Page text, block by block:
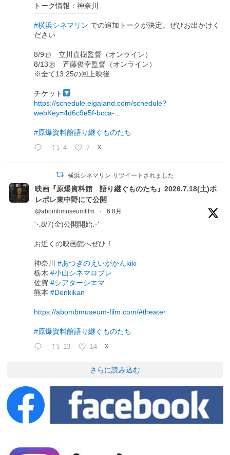
トーク情報：神奈川
￣￣￣￣￣￣￣￣￣
#横浜シネマリン での追加トークが決定。ぜひお出かけく
ださい
8/9㊐ 立川直樹監督（オンライン）
8/13㊍ 斉藤俊幸監督（オンライン）
※全て13:25の回上映後
チケット
https://schedule.eigaland.com/schedule?
webKey=4d6c9e5f-bcca-...
#原爆資料館語り継ぐものたち
4 7 X
横浜シネマリン リツイートされました
映画『原爆資料館 語り継ぐものたち』2026.7.18(土)ポ
レポレ東中野にて公開
@abombmuseumfilm · 6 8月
⋱8/7(金)公開開始⋰
お近くの映画館へぜひ！
神奈川#あつぎのえいがかんkiki
栃木#小山シネマロブレ
佐賀#シアターシエマ
熊本#Denkikan
https://abombmuseum-film.com/#theater
#原爆資料館語り継ぐものたち
13 14 X
さらに読み込む